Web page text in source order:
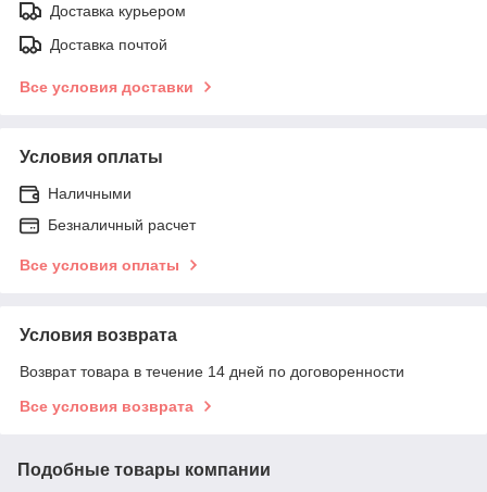
Доставка курьером
Доставка почтой
Все условия доставки
Условия оплаты
Наличными
Безналичный расчет
Все условия оплаты
Условия возврата
Возврат товара в течение 14 дней по договоренности
Все условия возврата
Подобные товары компании